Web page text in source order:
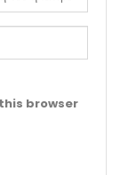
browser